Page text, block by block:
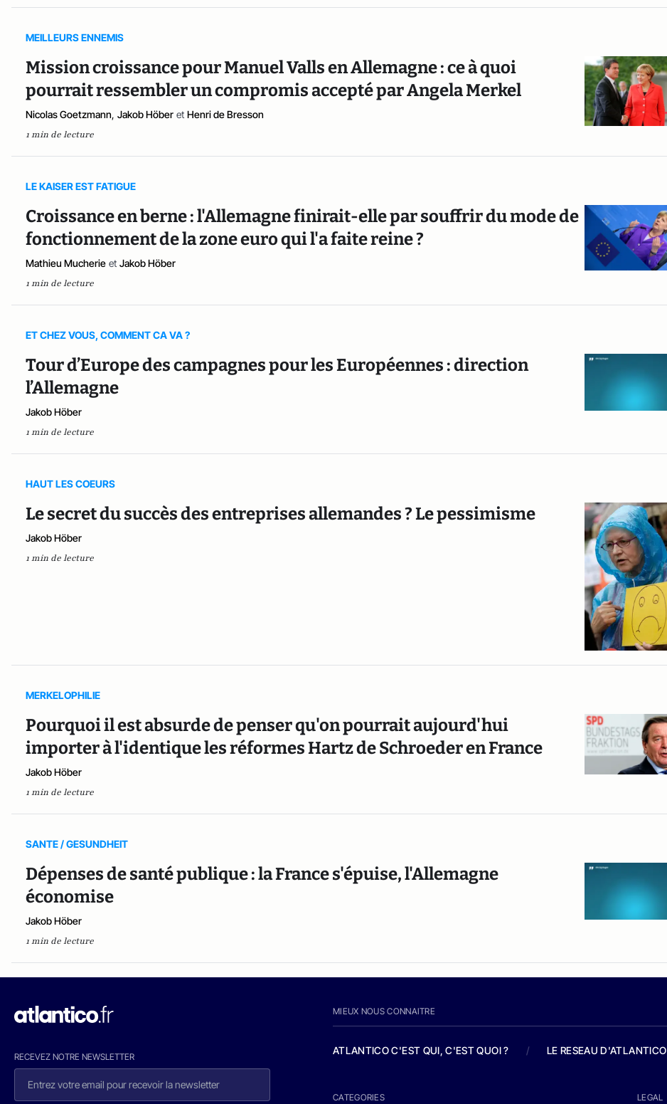
MEILLEURS ENNEMIS
Mission croissance pour Manuel Valls en Allemagne : ce à quoi
pourrait ressembler un compromis accepté par Angela Merkel
Nicolas Goetzmann, Jakob Höber et Henri de Bresson
1 min de lecture
LE KAISER EST FATIGUE
Croissance en berne : l'Allemagne finirait-elle par souffrir du mode de
fonctionnement de la zone euro qui l'a faite reine ?
Mathieu Mucherie et Jakob Höber
1 min de lecture
ET CHEZ VOUS, COMMENT CA VA ?
Tour d’Europe des campagnes pour les Européennes : direction
l’Allemagne
Jakob Höber
1 min de lecture
HAUT LES COEURS
Le secret du succès des entreprises allemandes ? Le pessimisme
Jakob Höber
1 min de lecture
MERKELOPHILIE
Pourquoi il est absurde de penser qu'on pourrait aujourd'hui
importer à l'identique les réformes Hartz de Schroeder en France
Jakob Höber
1 min de lecture
SANTE / GESUNDHEIT
Dépenses de santé publique : la France s'épuise, l'Allemagne
économise
Jakob Höber
1 min de lecture
RECEVEZ NOTRE NEWSLETTER
MIEUX NOUS CONNAITRE
ATLANTICO C'EST QUI, C'EST QUOI ? / LE RESEAU D'ATLANTICO
CATEGORIES LEGAL